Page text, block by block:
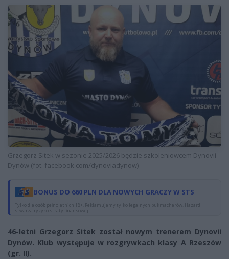
Grzegorz Sitek w sezonie 2025/2026 będzie szkoleniowcem Dynovii
Dynów (fot. facebook.com/dynoviadynow)
BONUS DO 660 PLN DLA NOWYCH GRACZY W STS
Tylko dla osób pełnoletnich 18+. Reklamujemy tylko legalnych bukmacherów. Hazard
stwarza ryzyko straty finansowej.
46-letni Grzegorz Sitek został nowym trenerem Dynovii
Dynów. Klub występuje w rozgrywkach klasy A Rzeszów
(gr. II).